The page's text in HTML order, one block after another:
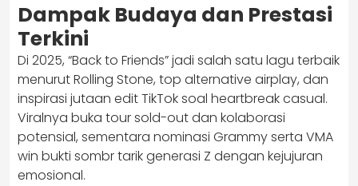
Dampak Budaya dan Prestasi
Terkini
Di 2025, “Back to Friends” jadi salah satu lagu terbaik
menurut Rolling Stone, top alternative airplay, dan
inspirasi jutaan edit TikTok soal heartbreak casual.
Viralnya buka tour sold-out dan kolaborasi
potensial, sementara nominasi Grammy serta VMA
win bukti sombr tarik generasi Z dengan kejujuran
emosional.